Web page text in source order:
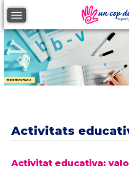
Toggle navigation
Anterior
Activitats
Activitat educativa: